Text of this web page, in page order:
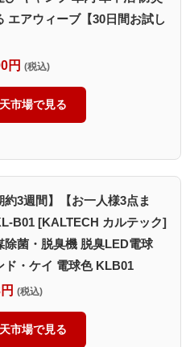
エアウィーブ【30日間お試し
円 (税込)
市場で見る
約3週間】【お一人様3点ま
B01 [KALTECH カルテック]
除菌・脱臭機 脱臭LED電球
ド・ケイ 電球色 KLB01
(税込)
市場で見る